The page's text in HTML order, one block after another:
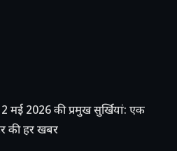
मई 2026 की प्रमुख सुर्खियां: एक
की हर खबर